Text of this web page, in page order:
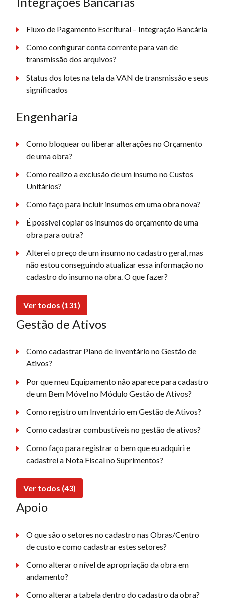
Fluxo de Pagamento Escritural – Integração Bancária
Como configurar conta corrente para van de
transmissão dos arquivos?
Status dos lotes na tela da VAN de transmissão e seus
significados
Engenharia
Como bloquear ou liberar alterações no Orçamento
de uma obra?
Como realizo a exclusão de um insumo no Custos
Unitários?
Como faço para incluir insumos em uma obra nova?
É possível copiar os insumos do orçamento de uma
obra para outra?
Alterei o preço de um insumo no cadastro geral, mas
não estou conseguindo atualizar essa informação no
cadastro do insumo na obra. O que fazer?
Ver todos (131)
Gestão de Ativos
Como cadastrar Plano de Inventário no Gestão de
Ativos?
Por que meu Equipamento não aparece para cadastro
de um Bem Móvel no Módulo Gestão de Ativos?
Como registro um Inventário em Gestão de Ativos?
Como cadastrar combustíveis no gestão de ativos?
Como faço para registrar o bem que eu adquiri e
cadastrei a Nota Fiscal no Suprimentos?
Ver todos (43)
Apoio
O que são o setores no cadastro nas Obras/Centro
de custo e como cadastrar estes setores?
Como alterar o nível de apropriação da obra em
andamento?
Como alterar a tabela dentro do cadastro da obra?